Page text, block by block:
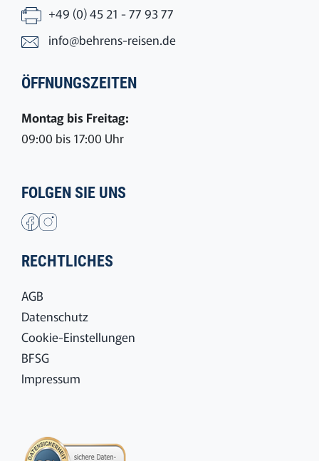
+49 (0) 45 21 - 77 93 77
info@behrens-reisen.de
ÖFFNUNGSZEITEN
Montag bis Freitag:
09:00 bis 17:00 Uhr
FOLGEN SIE UNS
RECHTLICHES
AGB
Datenschutz
Cookie-Einstellungen
BFSG
Impressum